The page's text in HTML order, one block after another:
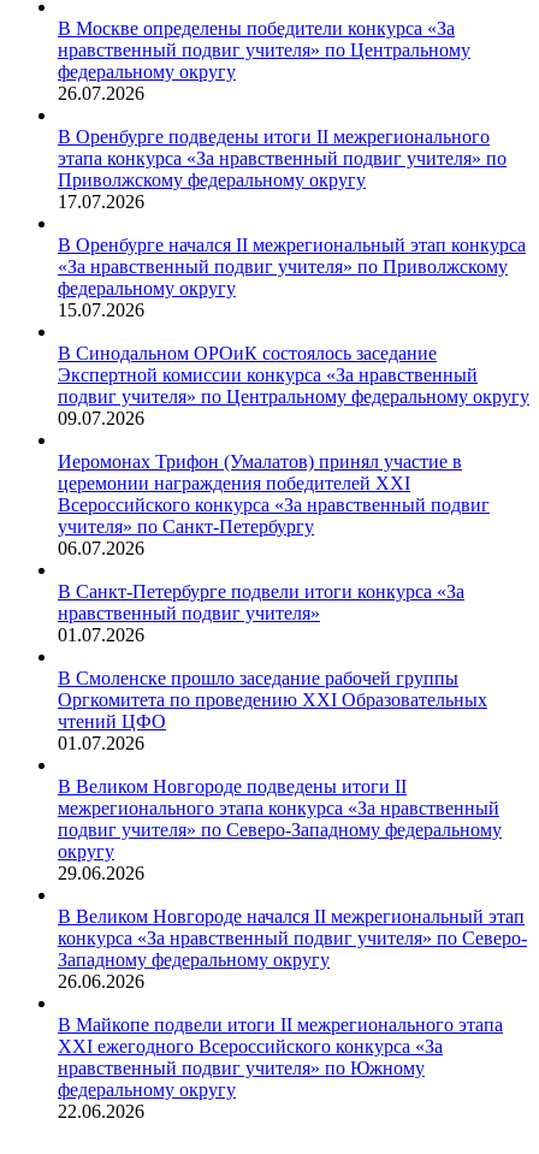
В Москве определены победители конкурса «За
нравственный подвиг учителя» по Центральному
федеральному округу
26.07.2026
В Оренбурге подведены итоги II межрегионального
этапа конкурса «За нравственный подвиг учителя» по
Приволжскому федеральному округу
17.07.2026
В Оренбурге начался II межрегиональный этап конкурса
«За нравственный подвиг учителя» по Приволжскому
федеральному округу
15.07.2026
В Синодальном ОРОиК состоялось заседание
Экспертной комиссии конкурса «За нравственный
подвиг учителя» по Центральному федеральному округу
09.07.2026
Иеромонах Трифон (Умалатов) принял участие в
церемонии награждения победителей XXI
Всероссийского конкурса «За нравственный подвиг
учителя» по Санкт-Петербургу
06.07.2026
В Санкт-Петербурге подвели итоги конкурса «За
нравственный подвиг учителя»
01.07.2026
В Смоленске прошло заседание рабочей группы
Оргкомитета по проведению XXI Образовательных
чтений ЦФО
01.07.2026
В Великом Новгороде подведены итоги II
межрегионального этапа конкурса «За нравственный
подвиг учителя» по Северо-Западному федеральному
округу
29.06.2026
В Великом Новгороде начался II межрегиональный этап
конкурса «За нравственный подвиг учителя» по Северо-
Западному федеральному округу
26.06.2026
В Майкопе подвели итоги II межрегионального этапа
XXI ежегодного Всероссийского конкурса «За
нравственный подвиг учителя» по Южному
федеральному округу
22.06.2026